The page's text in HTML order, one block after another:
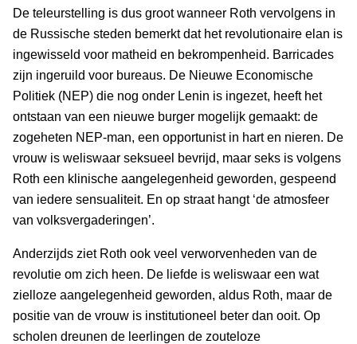
De teleurstelling is dus groot wanneer Roth vervolgens in
de Russische steden bemerkt dat het revolutionaire elan is
ingewisseld voor matheid en bekrompenheid. Barricades
zijn ingeruild voor bureaus. De Nieuwe Economische
Politiek (NEP) die nog onder Lenin is ingezet, heeft het
ontstaan van een nieuwe burger mogelijk gemaakt: de
zogeheten NEP-man, een opportunist in hart en nieren. De
vrouw is weliswaar seksueel bevrijd, maar seks is volgens
Roth een klinische aangelegenheid geworden, gespeend
van iedere sensualiteit. En op straat hangt ‘de atmosfeer
van volksvergaderingen’.
Anderzijds ziet Roth ook veel verworvenheden van de
revolutie om zich heen. De liefde is weliswaar een wat
zielloze aangelegenheid geworden, aldus Roth, maar de
positie van de vrouw is institutioneel beter dan ooit. Op
scholen dreunen de leerlingen de zouteloze